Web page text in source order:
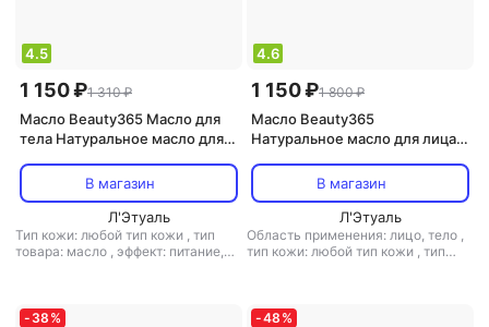
4.5
1 150 ₽1 310 ₽
Масло Beauty365 Масло для
тела Натуральное масло для
trio oils 250.0В магазин
Л'Этуаль
Тип кожи: любой тип кожи , тип
товара: масло , эффект: питание,
4.6
1 150 ₽1 800 ₽
Масло Beauty365
Натуральное масло для лица,
В магазин
Л'Этуаль
Область применения: лицо, тело ,
тип кожи: любой тип кожи , тип
- 38 % -48 %